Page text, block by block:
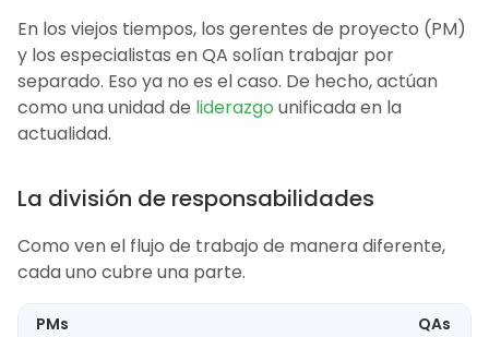
En los viejos tiempos, los gerentes de proyecto (PM)
y los especialistas en QA solían trabajar por
separado. Eso ya no es el caso. De hecho, actúan
como una unidad de liderazgo unificada en la
actualidad.
La división de responsabilidades
Como ven el flujo de trabajo de manera diferente,
cada uno cubre una parte.
PMs QAs